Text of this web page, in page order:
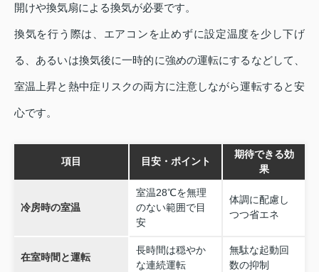
開けや換気扇による換気が必要です。
換気を行う際は、エアコンを止めずに設定温度を少し下げ
る、あるいは換気後に一時的に強めの運転にするなどして、
室温上昇と熱中症リスクの両方に注意しながら運転すると安
心です。
項目 目安・ポイント
期待できる効
果
冷房時の室温
室温28℃を無理
のない範囲で目
安
体調に配慮し
つつ省エネ
在室時間と運転
長時間は穏やか
な連続運転
無駄な起動回
数の抑制